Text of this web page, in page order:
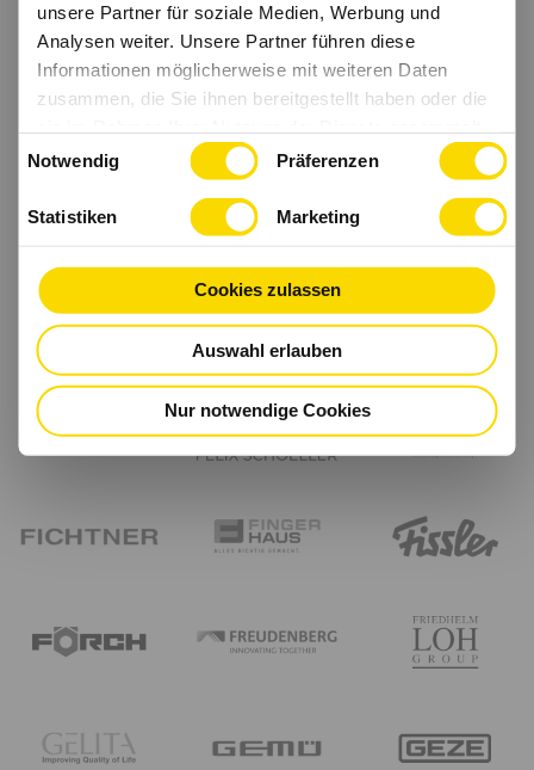
unsere Partner für soziale Medien, Werbung und
Analysen weiter. Unsere Partner führen diese
Informationen möglicherweise mit weiteren Daten
zusammen, die Sie ihnen bereitgestellt haben oder die
haben.
Notwendig Präferenzen
Statistiken Marketing
Cookies zulassen
Auswahl erlauben
Nur notwendige Cookies